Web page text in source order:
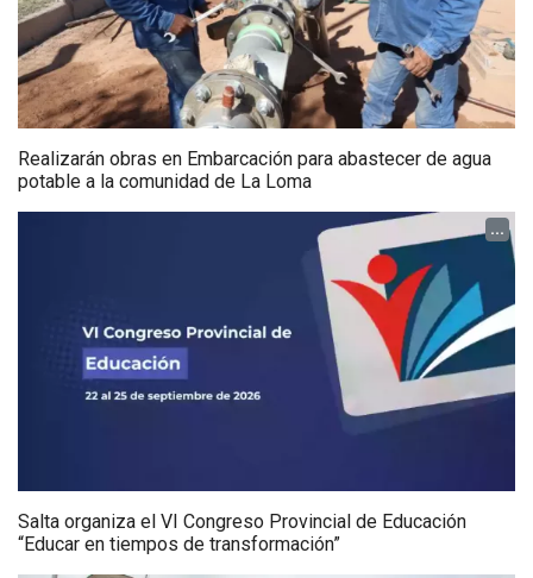
Realizarán obras en Embarcación para abastecer de agua
potable a la comunidad de La Loma
...
Salta organiza el VI Congreso Provincial de Educación
“Educar en tiempos de transformación”